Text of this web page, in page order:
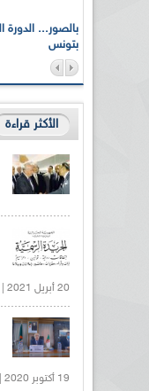
بتونس
الأكثر قراءة
20 أبريل 2021 |
19 أكتوبر 2020 |